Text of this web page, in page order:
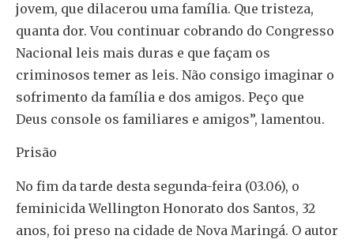
jovem, que dilacerou uma família. Que tristeza,
quanta dor. Vou continuar cobrando do Congresso
Nacional leis mais duras e que façam os
criminosos temer as leis. Não consigo imaginar o
sofrimento da família e dos amigos. Peço que
Deus console os familiares e amigos”, lamentou.
Prisão
No fim da tarde desta segunda-feira (03.06), o
feminicida Wellington Honorato dos Santos, 32
anos, foi preso na cidade de Nova Maringá. O autor